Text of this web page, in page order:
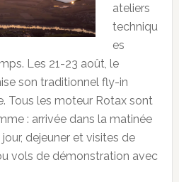
ateliers
techniqu
es
Les 21-23 août, le
son traditionnel fly-in
Tous les moteur Rotax sont
: arrivée dans la matinée
dejeuner et visites de
vols de démonstration avec